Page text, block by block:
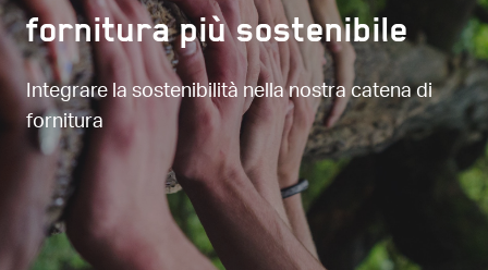
fornitura più sostenibile
Integrare la sostenibilità nella nostra catena di
fornitura